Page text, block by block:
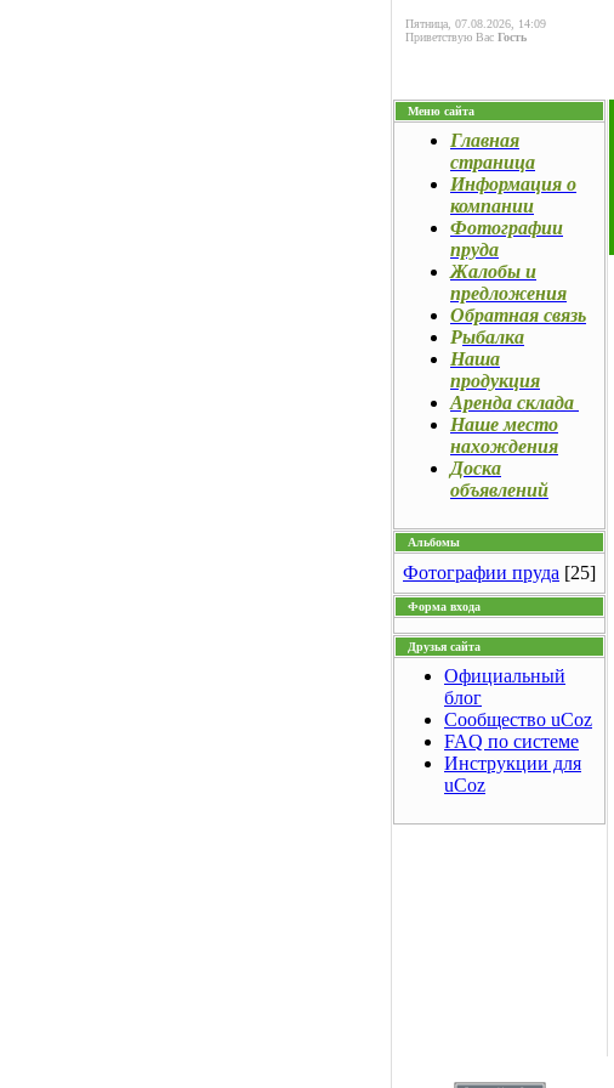
Пятница, 07.08.2026, 14:09
Приветствую Вас Гость
Меню сайта
Главная
страница
Информация о
компании
Фотографии
пруда
Жалобы и
предложения
Обратная связь
Рыбалка
Наша
продукция
Аренда склада
Наше место
нахождения
Доска
объявлений
Альбомы
Фотографии пруда [25]
Форма входа
Друзья сайта
Официальный
блог
Сообщество uCoz
FAQ по системе
Инструкции для
uCoz